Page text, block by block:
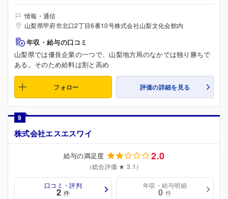
情報・通信
山梨県甲府市北口2丁目6番10号株式会社山梨文化会館内
年収・給与の口コミ
山梨県では優良企業の一つで、山梨地方局のなかでは独り勝ちで
ある。そのため給料は割と高め
フォロー 評価の詳細を見る
9
株式会社エスエスワイ
給与の満足度 2.0
（総合評価 ★ 3.1）
口コミ・評判
2 件
年収・給与明細
0 件